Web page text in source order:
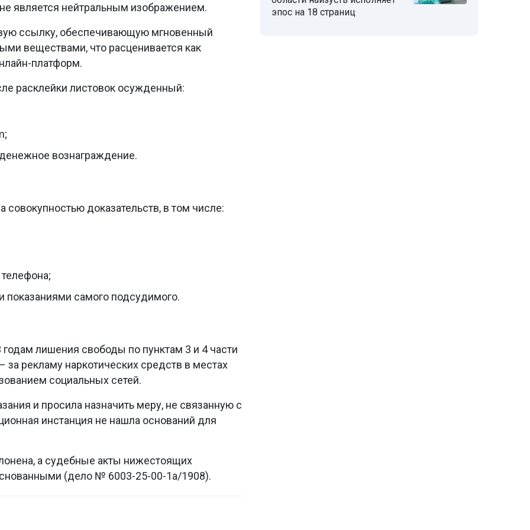
является нейтральным изображением.
ссылку, обеспечивающую мгновенный
веществами, что расценивается как
платформ.
расклейки листовок осужденный:
вознаграждение.
доказательств, в том числе:
самого подсудимого.
лишения свободы по пунктам 3 и 4 части
за рекламу наркотических средств в местах
социальных сетей.
и просила назначить меру, не связанную с
инстанция не нашла оснований для
а судебные акты нижестоящих
(дело № 6003-25-00-1а/1908).
эпос на 18 страниц